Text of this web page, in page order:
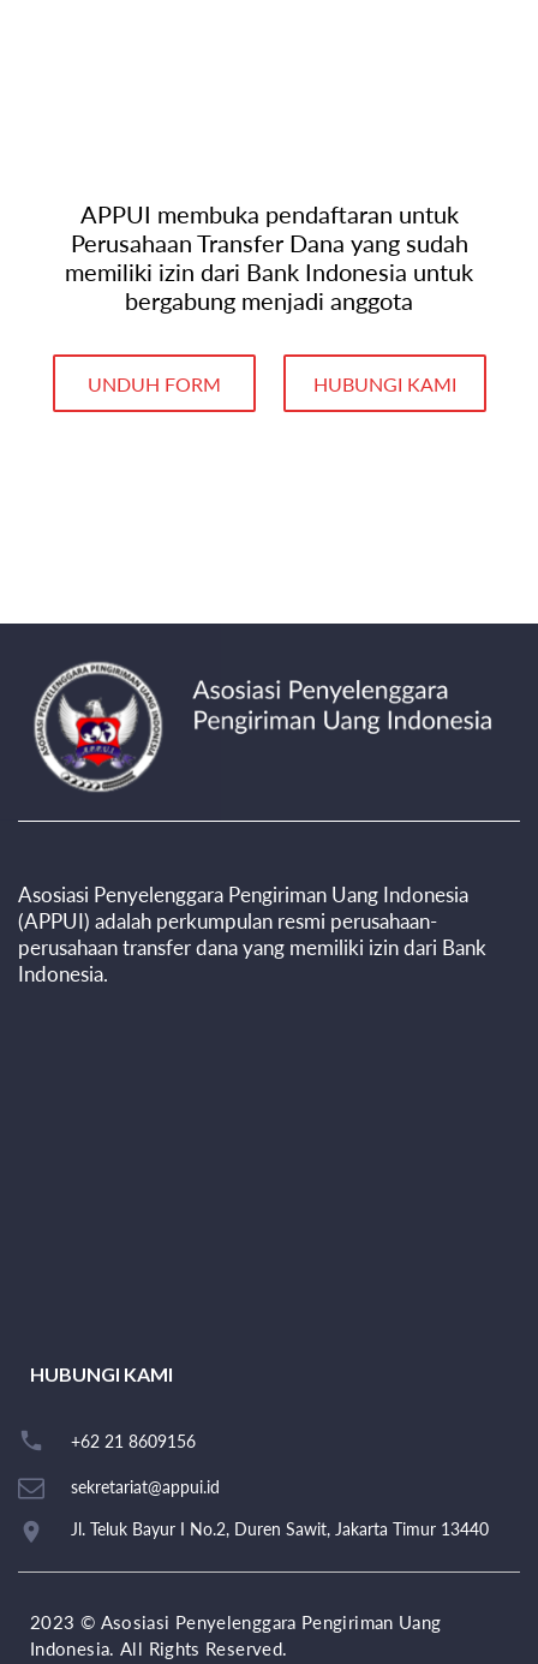
APPUI membuka pendaftaran untuk
Perusahaan Transfer Dana yang sudah
memiliki izin dari Bank Indonesia untuk
bergabung menjadi anggota
UNDUH FORM HUBUNGI KAMI
Asosiasi Penyelenggara Pengiriman Uang Indonesia
(APPUI) adalah perkumpulan resmi perusahaan-
perusahaan transfer dana yang memiliki izin dari Bank
Indonesia.
HUBUNGI KAMI
+62 21 8609156
sekretariat@appui.id
Jl. Teluk Bayur I No.2, Duren Sawit, Jakarta Timur 13440
2023 © Asosiasi Penyelenggara Pengiriman Uang
Indonesia. All Rights Reserved.